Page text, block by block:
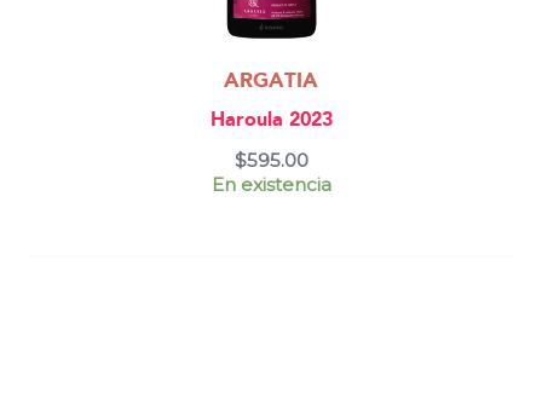
ARGATIA
Haroula 2023
$595.00
En existencia